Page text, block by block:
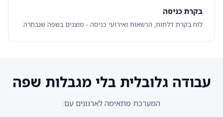
בקרת כניסה
לוח בקרת דלתות, הרשאות ואירועי כניסה - מוצגים בשפה שנבחרה.
עבודה גלובלית בלי מגבלות שפה
המערכת מתאימה לארגונים עם: